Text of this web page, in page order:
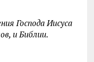
Господа Иисуса
и Библии.